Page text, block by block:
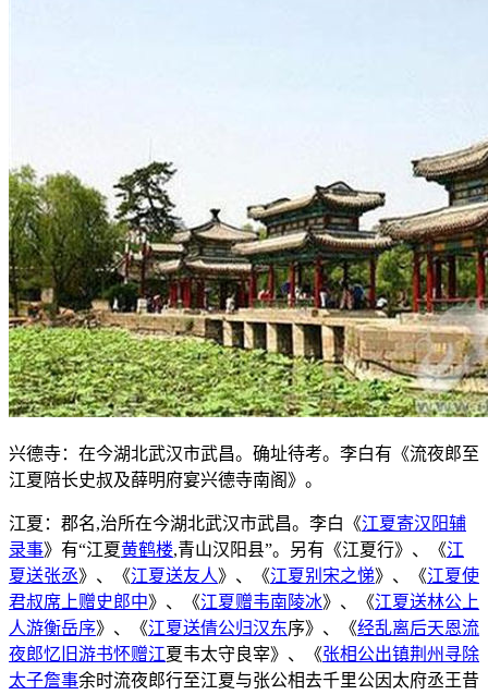
兴德寺：在今湖北武汉市武昌。确址待考。李白有《流夜郎至
江夏陪长史叔及薛明府宴兴德寺南阁》。
江夏：郡名,治所在今湖北武汉市武昌。李白《江夏寄汉阳辅
录事》有“江夏黄鹤楼,青山汉阳县”。另有《江夏行》、《江
夏送张丞》、《江夏送友人》、《江夏别宋之悌》、《江夏使
君叔席上赠史郎中》、《江夏赠韦南陵冰》、《江夏送林公上
人游衡岳序》、《江夏送倩公归汉东序》、《经乱离后天恩流
夜郎忆旧游书怀赠江夏韦太守良宰》、《张相公出镇荆州寻除
太子詹事余时流夜郎行至江夏与张公相去千里公因太府丞王昔